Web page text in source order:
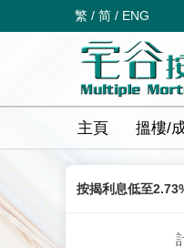
繁 / 简 / ENG
主頁 搵樓/
按揭利息低至